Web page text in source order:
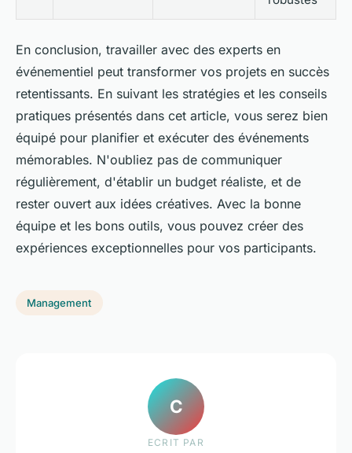
En conclusion, travailler avec des experts en
événementiel peut transformer vos projets en succès
retentissants. En suivant les stratégies et les conseils
pratiques présentés dans cet article, vous serez bien
équipé pour planifier et exécuter des événements
mémorables. N'oubliez pas de communiquer
régulièrement, d'établir un budget réaliste, et de
rester ouvert aux idées créatives. Avec la bonne
équipe et les bons outils, vous pouvez créer des
expériences exceptionnelles pour vos participants.
Management
C
ECRIT PAR